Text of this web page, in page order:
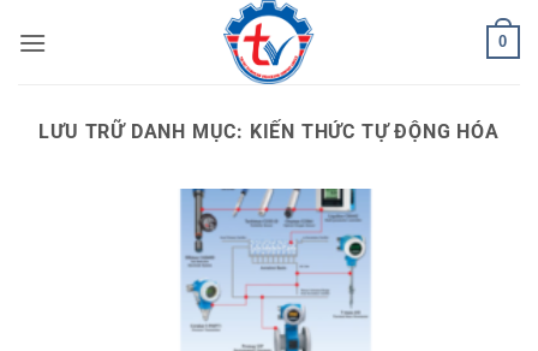
qua
0
LƯU TRỮ DANH MỤC: KIẾN THỨC TỰ ĐỘNG HÓA